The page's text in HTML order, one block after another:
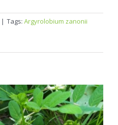
| Tags: Argyrolobium zanonii